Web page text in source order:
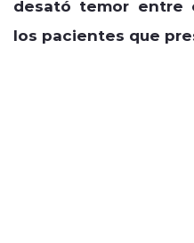
desató temor entre
los pacientes que